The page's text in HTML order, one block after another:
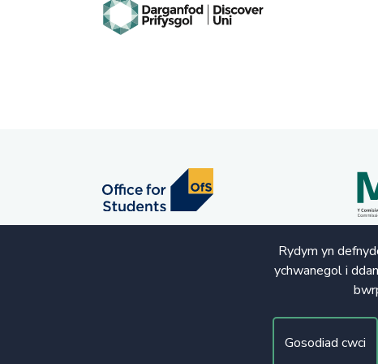
Rydym yn
ychwanegol i
Gosodiad cwci
© Hawlfraint 2020. Cedwir Pob Hawl